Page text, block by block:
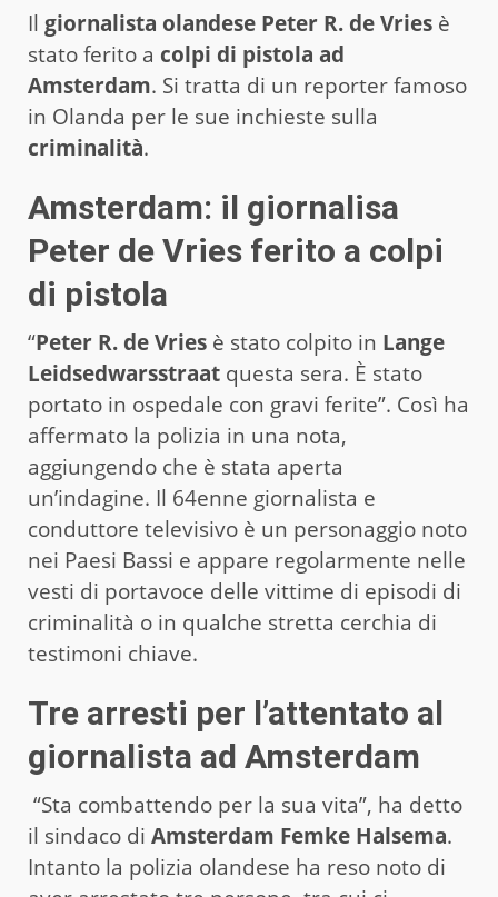
Il giornalista olandese Peter R. de Vries è
stato ferito a colpi di pistola ad
Amsterdam. Si tratta di un reporter famoso
in Olanda per le sue inchieste sulla
criminalità.
Amsterdam: il giornalisa
Peter de Vries ferito a colpi
di pistola
“Peter R. de Vries è stato colpito in Lange
Leidsedwarsstraat questa sera. È stato
portato in ospedale con gravi ferite”. Così ha
affermato la polizia in una nota,
aggiungendo che è stata aperta
un’indagine. Il 64enne giornalista e
conduttore televisivo è un personaggio noto
nei Paesi Bassi e appare regolarmente nelle
vesti di portavoce delle vittime di episodi di
criminalità o in qualche stretta cerchia di
testimoni chiave.
Tre arresti per l’attentato al
giornalista ad Amsterdam
“Sta combattendo per la sua vita”, ha detto
il sindaco di Amsterdam Femke Halsema.
Intanto la polizia olandese ha reso noto di